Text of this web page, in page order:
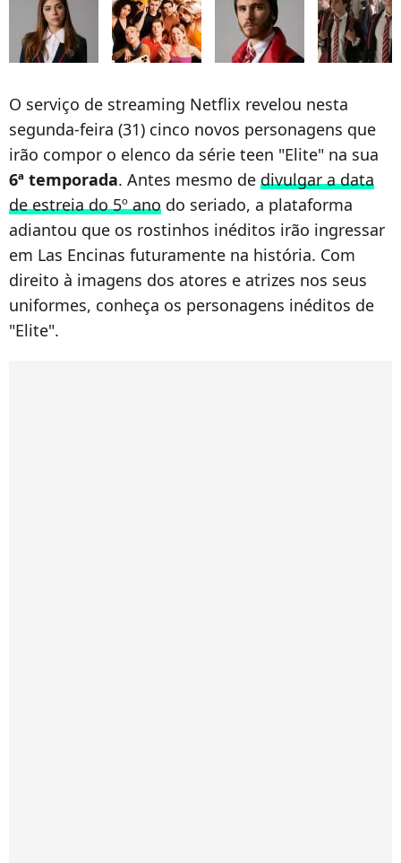
O serviço de streaming Netflix revelou nesta
segunda-feira (31) cinco novos personagens que
irão compor o elenco da série teen "Elite" na sua
6ª temporada. Antes mesmo de divulgar a data
de estreia do 5º ano do seriado, a plataforma
adiantou que os rostinhos inéditos irão ingressar
em Las Encinas futuramente na história. Com
direito à imagens dos atores e atrizes nos seus
uniformes, conheça os personagens inéditos de
"Elite".